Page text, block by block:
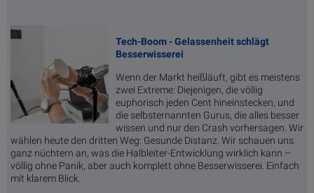
Tech-Boom - Gelassenheit schlägt
Besserwisserei
Wenn der Markt heißläuft, gibt es meistens
zwei Extreme: Diejenigen, die völlig
euphorisch jeden Cent hineinstecken, und
die selbsternannten Gurus, die alles besser
wissen und nur den Crash vorhersagen. Wir
wählen heute den dritten Weg: Gesunde Distanz. Wir schauen uns
ganz nüchtern an, was die Halbleiter-Entwicklung wirklich kann –
völlig ohne Panik, aber auch komplett ohne Besserwisserei. Einfach
mit klarem Blick.